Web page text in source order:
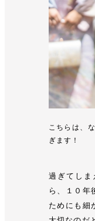
こちらは、
ぎます！
過ぎてし
ら、１０年
ためにも細